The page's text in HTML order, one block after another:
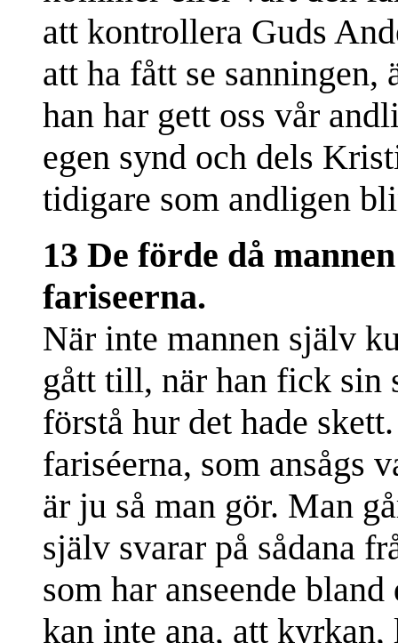
att kontrollera Guds
att ha fått se sanningen,
han har gett oss vår
egen synd och dels
tidigare som andligen
13 De förde då
fariseerna.
När inte mannen själv
gått till, när han fick sin
förstå hur det hade
fariséerna, som ansågs
är ju så man gör. Man
själv svarar på sådana
som har anseende
kan inte ana, att